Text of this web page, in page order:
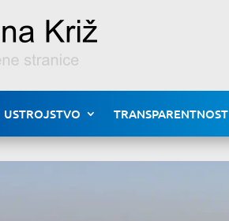
USTROJSTVO TRANSPARENTNOST